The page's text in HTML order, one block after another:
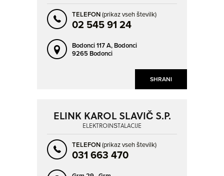
SHRANI
TELEFON(prikaz vseh številk)
02 545 91 24
Bodonci 117 A, Bodonci
9265 Bodonci
ELINK KAROL SLAVIČ S.P.
ELEKTROINŠTALACIJE
TELEFON(prikaz vseh številk)
031 663 470